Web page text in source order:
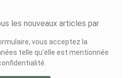
les nouveaux articles par
vous acceptez la
telle qu'elle est mentionnée